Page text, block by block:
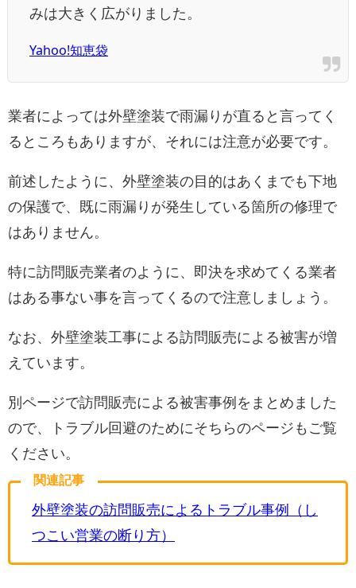
みは大きく広がりました。
Yahoo!知恵袋
業者によっては外壁塗装で雨漏りが直ると言ってく
るところもありますが、それには注意が必要です。
前述したように、外壁塗装の目的はあくまでも下地
の保護で、既に雨漏りが発生している箇所の修理で
はありません。
特に訪問販売業者のように、即決を求めてくる業者
はある事ない事を言ってくるので注意しましょう。
なお、外壁塗装工事による訪問販売による被害が増
えています。
別ページで訪問販売による被害事例をまとめました
ので、トラブル回避のためにそちらのページもご覧
ください。
関連記事
外壁塗装の訪問販売によるトラブル事例（し
つこい営業の断り方）